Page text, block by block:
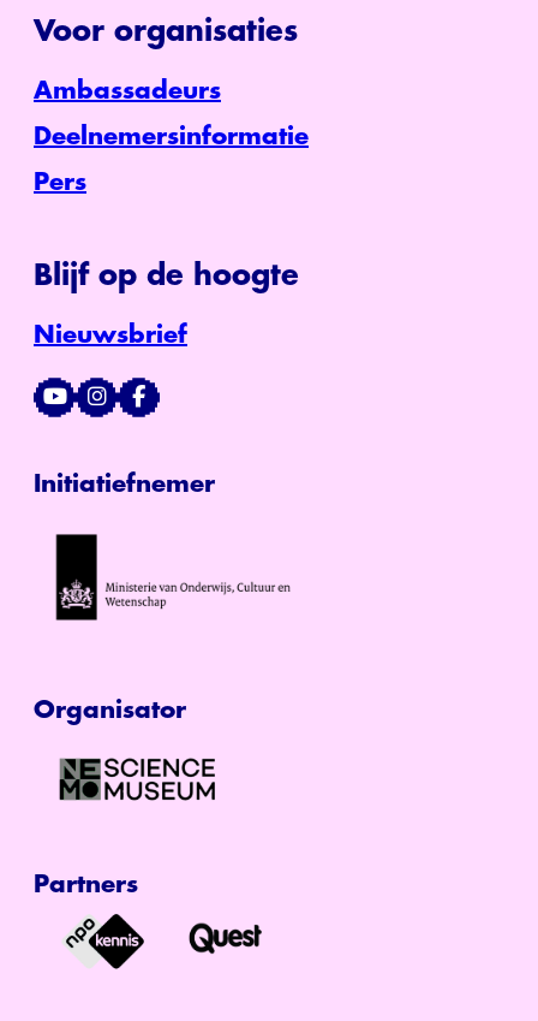
Voor organisaties
Ambassadeurs
Deelnemersinformatie
Pers
Blijf op de hoogte
Nieuwsbrief
Initiatiefnemer
Organisator
Partners